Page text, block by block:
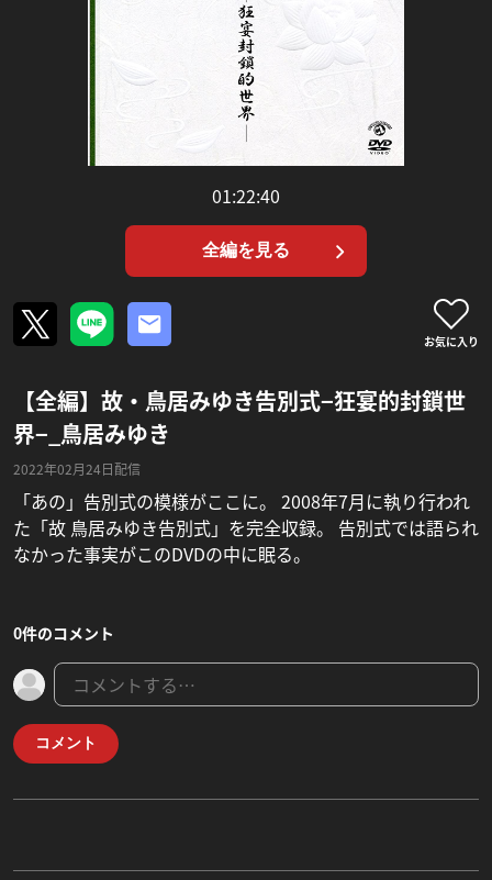
01:22:40
全編を見る
お気に入り
【全編】故・鳥居みゆき告別式−狂宴的封鎖世
界−_鳥居みゆき
2022年02月24日配信
「あの」告別式の模様がここに。 2008年7月に執り行われ
た「故 鳥居みゆき告別式」を完全収録。 告別式では語られ
なかった事実がこのDVDの中に眠る。
0件のコメント
コメント